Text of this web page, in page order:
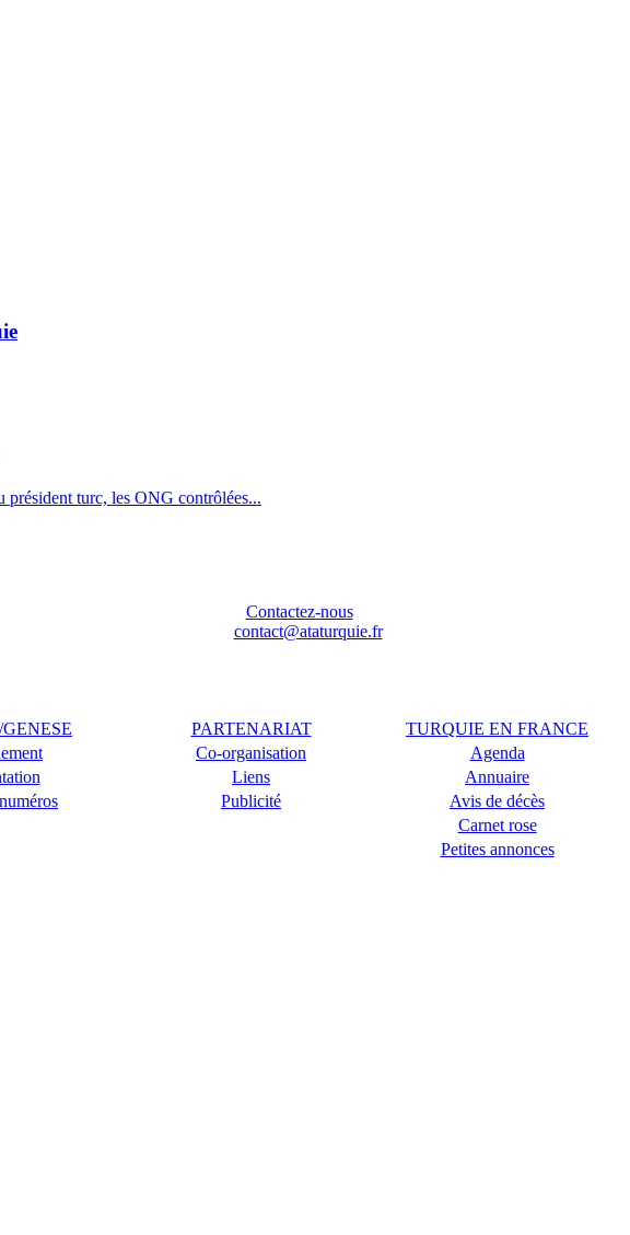
turc, les ONG contrôlées...
Contactez-nous
contact@ataturquie.fr
PARTENARIAT
TURQUIE EN FRANCE
Co-organisation
Agenda
Liens
Annuaire
Publicité
Avis de décès
Carnet rose
Petites annonces